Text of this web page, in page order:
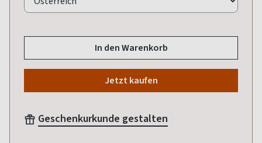
In den Warenkorb
Jetzt kaufen
Geschenkurkunde gestalten